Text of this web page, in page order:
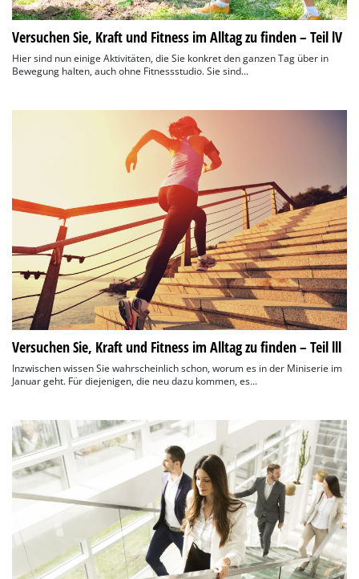
Versuchen Sie, Kraft und Fitness im Alltag zu finden – Teil lV
Hier sind nun einige Aktivitäten, die Sie konkret den ganzen Tag über in
Bewegung halten, auch ohne Fitnessstudio. Sie sind...
Versuchen Sie, Kraft und Fitness im Alltag zu finden – Teil lll
Inzwischen wissen Sie wahrscheinlich schon, worum es in der Miniserie im
Januar geht. Für diejenigen, die neu dazu kommen, es...